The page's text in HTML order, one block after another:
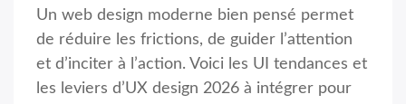
Un web design moderne bien pensé permet
de réduire les frictions, de guider l’attention
et d’inciter à l’action. Voici les UI tendances et
les leviers d’UX design 2026 à intégrer pour